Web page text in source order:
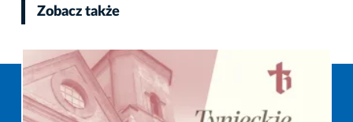
Zobacz także